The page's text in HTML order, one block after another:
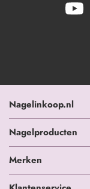
Nagelinkoop.nl
Nagelproducten
Merken